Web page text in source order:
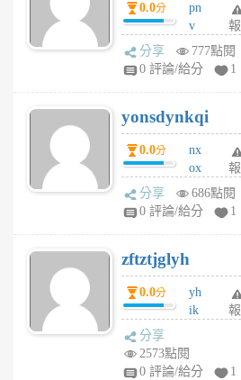
月
前
0.0分
pn
v
wt
sv
6
個
月
前
報
分享
777點閱
0 評論/給分
1
yonsdynkqi
0.0分
nx
ox
rh
pe
月
前
報
分享
686點閱
0 評論/給分
1
zftztjglyh
0.0分
yh
ik
tu
報
分享
2573點閱
0 評論/給分
1